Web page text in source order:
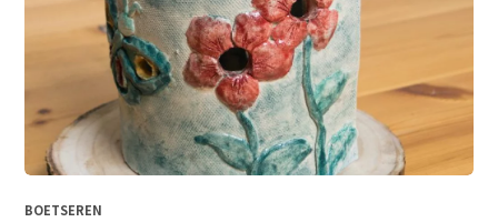
BOETSEREN